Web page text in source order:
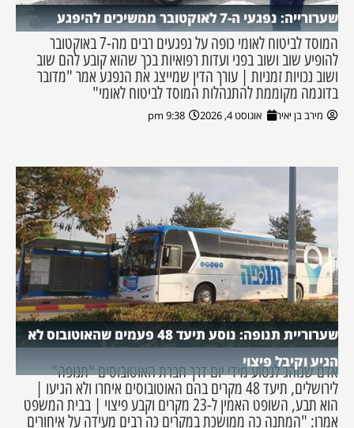
שערורייה: נפגעי ה-7 לאוקטובר ממשיכים להיפגע
המוסד לביטוח לאומי כופה על נפגעים רבים מה-7 באוקטובר
להופיע שוב ושוב בפני ועדות רפואיות בכך שהוא קובע להם שוב
ושוב נכויות זמניות | עורך הדין שמייצג את הנפגע אמר "מדובר
בדוגמה מקוממת להתנהלות המוסד לביטוח לאומי"
מירב בן יאיר אוגוסט 4, 2026 9:38 pm
שערוריית תנופה: נוסע תיעד 48 פעמים שהאוטובוס לא
הגיע וקיבל פיצוי
אדם שנוהג לנסוע מידי יום דרך חברת האוטובוסים "תנופה"
לירושלים, תיעד 48 מקרים בהם האוטובוסים איחרו ולא הגיעו |
הוא תבע, השופט האמין ל-23 מקרים וקבע פיצוי | בבית המשפט
אמרו: "המתנה כה ממושכת במקרים כה רבים מעידה על איחורים